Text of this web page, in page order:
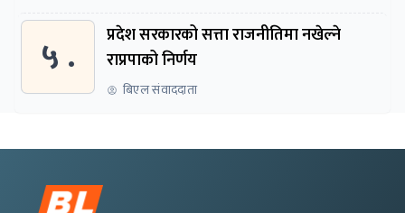
५ .
प्रदेश सरकारको सत्ता राजनीतिमा नखेल्ने
राप्रपाको निर्णय
बिएल संवाददाता